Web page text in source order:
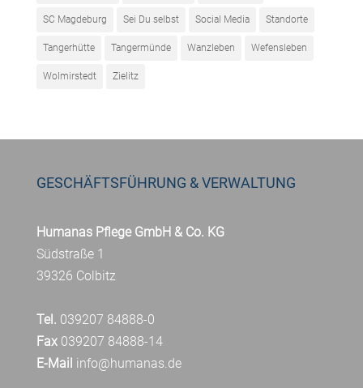
SC Magdeburg Sei Du selbst Social Media Standorte
Tangerhütte Tangermünde Wanzleben Wefensleben
Wolmirstedt Zielitz
GESCHÄFTSFÜHRUNG & VERWALTUNG
Humanas Pflege GmbH & Co. KG
Südstraße 1
39326 Colbitz
Tel. 039207 84888-0
Fax039207 84888-14
E-Mail info@humanas.de